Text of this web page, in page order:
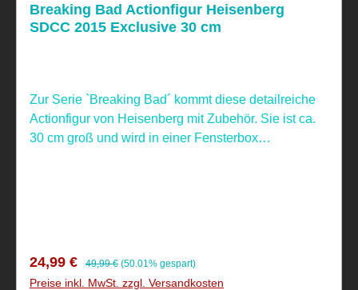
Breaking Bad Actionfigur Heisenberg
SDCC 2015 Exclusive 30 cm
Zur Serie `Breaking Bad´ kommt diese detailreiche
Actionfigur von Heisenberg mit Zubehör. Sie ist ca.
30 cm groß und wird in einer Fensterbox
Verkaufspreis:
24,99 € Regulärer Preis:
49,99 € (50.01% gespart)
Preise inkl. MwSt. zzgl. Versandkosten